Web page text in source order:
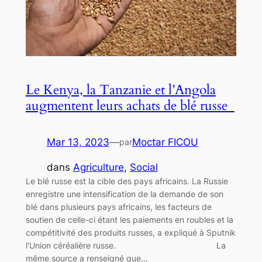
Le Kenya, la Tanzanie et l’Angola
augmentent leurs achats de blé russe
Mar 13, 2023—parMoctar FICOU
dans Agriculture, Social
Le blé russe est la cible des pays africains. La Russie
enregistre une intensification de la demande de son
blé dans plusieurs pays africains, les facteurs de
soutien de celle-ci étant les paiements en roubles et la
compétitivité des produits russes, a expliqué à Sputnik
l’Union céréalière russe. La
même source a renseigné que…